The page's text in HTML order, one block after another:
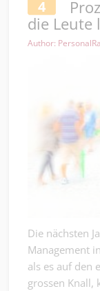
4
die Leute
Author:
Die nächsten
Management
als es auf den
grossen Knall,